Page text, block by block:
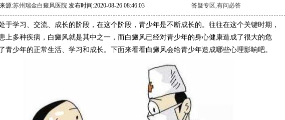
来源:苏州瑞金白癜风医院 发布时间:2020-08-26 08:46:03 答疑专区,有问必答
学习、交流、成长的阶段，在这个阶段，青少年是不断成长的。往往在这个关键时期，
上多种疾病，白癜风就是其中之一，而白癜风已经对青少年的身心健康造成了很大的危
青少年的正常生活、学习和成长。下面来看看白癜风会给青少年造成哪些心理影响吧。